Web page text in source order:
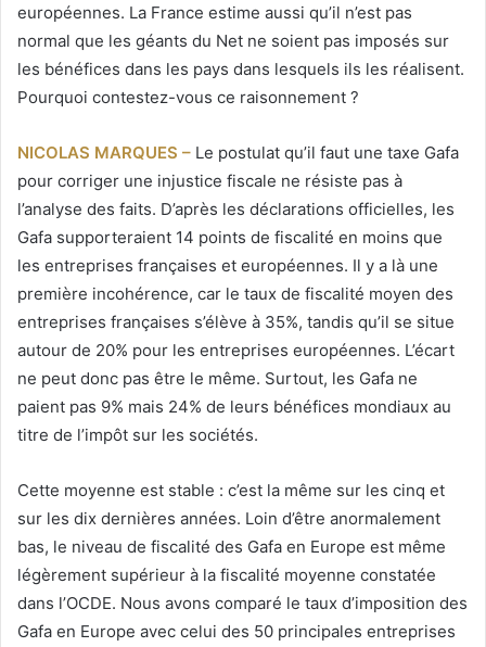
européennes. La France estime aussi qu’il n’est pas
normal que les géants du Net ne soient pas imposés sur
les bénéfices dans les pays dans lesquels ils les réalisent.
Pourquoi contestez-vous ce raisonnement ?
NICOLAS MARQUES – Le postulat qu’il faut une taxe Gafa
pour corriger une injustice fiscale ne résiste pas à
l’analyse des faits. D’après les déclarations officielles, les
Gafa supporteraient 14 points de fiscalité en moins que
les entreprises françaises et européennes. Il y a là une
première incohérence, car le taux de fiscalité moyen des
entreprises françaises s’élève à 35%, tandis qu’il se situe
autour de 20% pour les entreprises européennes. L’écart
ne peut donc pas être le même. Surtout, les Gafa ne
paient pas 9% mais 24% de leurs bénéfices mondiaux au
titre de l’impôt sur les sociétés.
Cette moyenne est stable : c’est la même sur les cinq et
sur les dix dernières années. Loin d’être anormalement
bas, le niveau de fiscalité des Gafa en Europe est même
légèrement supérieur à la fiscalité moyenne constatée
dans l’OCDE. Nous avons comparé le taux d’imposition des
Gafa en Europe avec celui des 50 principales entreprises